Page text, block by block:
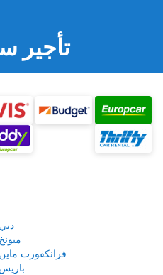
تأجير
دبي
ميونخ
فرانكفورت ماين
باريس